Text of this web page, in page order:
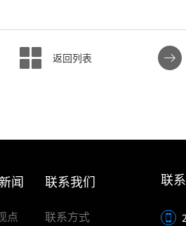
返回列表
闻
点
联系我们
联系方式
联